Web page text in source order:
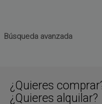
Búsqueda avanzada
¿Quieres
¿Quieres alquilar?